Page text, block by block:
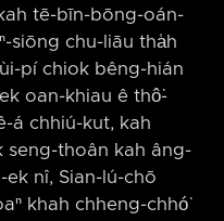
tē-bīn-bōng-oán-
siōng chu-liāu tha̍h
pí chiok bêng-hián
oan-khiau ê thô͘-
á chhiú-kut, kah
seng-thoân kah âng-
ek nî, Sian-lú-chō
khah chheng-chhó͘